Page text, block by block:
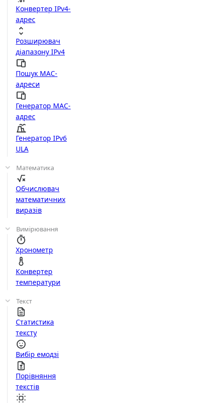
Конвертер IPv4-
адрес
Розширювач
діапазону IPv4
Пошук MAC-
адреси
Генератор MAC-
адрес
Генератор IPv6
ULA
Математика
Обчислювач
математичних
виразів
Вимірювання
Хронометр
Конвертер
температури
Текст
Статистика
тексту
Вибір емодзі
Порівняння
текстів